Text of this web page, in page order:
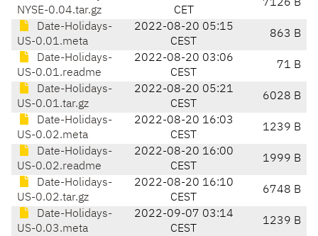
NYSE-0.04.tar.gz
CET
7126 B
Date-Holidays-
US-0.01.meta
2022-08-20 05:15
CEST
863 B
Date-Holidays-
US-0.01.readme
2022-08-20 03:06
CEST
71 B
Date-Holidays-
US-0.01.tar.gz
2022-08-20 05:21
CEST
6028 B
Date-Holidays-
US-0.02.meta
2022-08-20 16:03
CEST
1239 B
Date-Holidays-
US-0.02.readme
2022-08-20 16:00
CEST
1999 B
Date-Holidays-
US-0.02.tar.gz
2022-08-20 16:10
CEST
6748 B
Date-Holidays-
US-0.03.meta
2022-09-07 03:14
CEST
1239 B